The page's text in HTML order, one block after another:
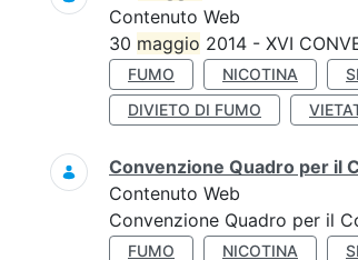
Contenuto Web
30 maggio 2014 - XVI
FUMO NICOTINA
DIVIETO DI FUMO
Convenzione Quadro per il
Contenuto Web
Convenzione Quadro per il
FUMO NICOTINA